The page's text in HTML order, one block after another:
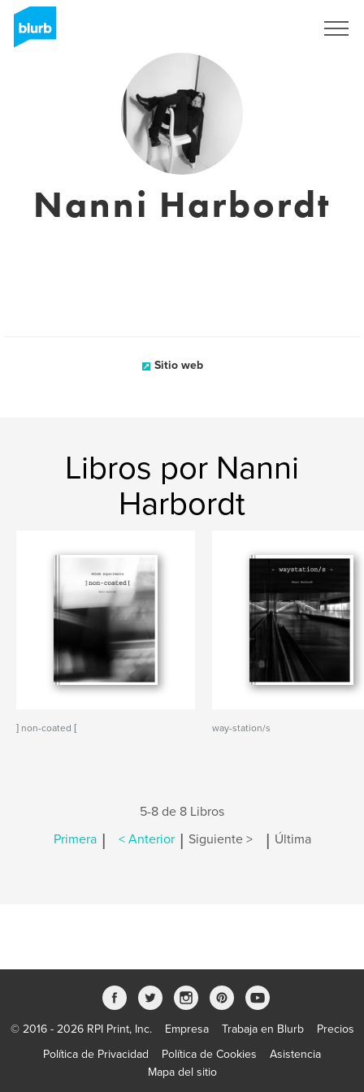
Nanni Harbordt
Sitio web
Libros por Nanni
Harbordt
] non-coated [ way-station/s
5-8 de 8 Libros
Primera | < Anterior | Siguiente > | Última
© 2016 - 2026 RPI Print, Inc. Empresa Trabaja en Blurb
Precios
Política de Privacidad
Política de Cookies
Asistencia
Mapa del sitio